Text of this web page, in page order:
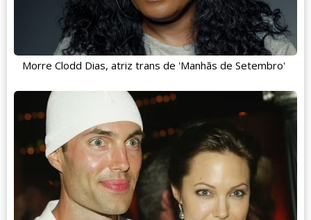
Morre Clodd Dias, atriz trans de 'Manhãs de Setembro'